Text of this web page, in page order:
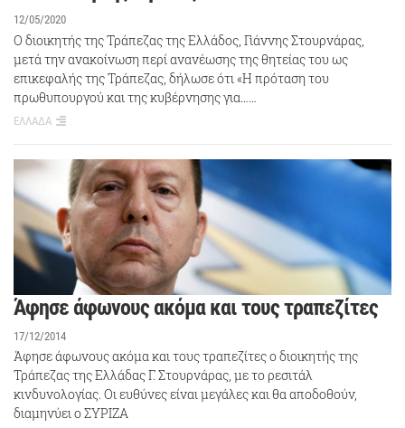
12/05/2020
Ο διοικητής της Τράπεζας της Ελλάδος, Γιάννης Στουρνάρας,
μετά την ανακοίνωση περί ανανέωσης της θητείας του ως
επικεφαλής της Τράπεζας, δήλωσε ότι «Η πρόταση του
πρωθυπουργού και της κυβέρνησης για……
ΕΛΛΑΔΑ
Άφησε άφωνους ακόμα και τους τραπεζίτες
17/12/2014
Άφησε άφωνους ακόμα και τους τραπεζίτες ο διοικητής της
Τράπεζας της Ελλάδας Γ. Στουρνάρας, με το ρεσιτάλ
κινδυνολογίας. Οι ευθύνες είναι μεγάλες και θα αποδοθούν,
διαμηνύει ο ΣΥΡΙΖΑ